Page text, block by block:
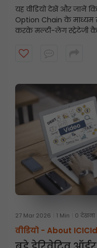
यह वीडियो देखें और जानें
Option Chain के
करके मल्टी-लेग स्ट्रेटेजी
27 Mar 2026 1 Min 0 देखना
वीडियो - About